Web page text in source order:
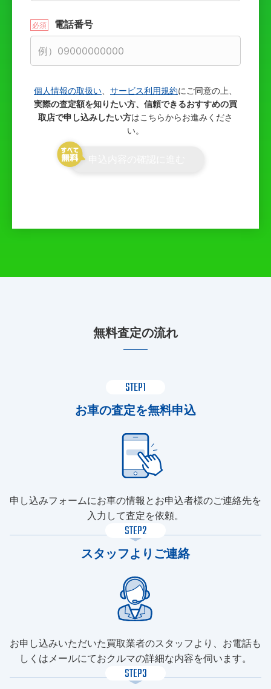
電話番号
個人情報の取扱い サービス利用規約にご同意の上、
実際の査定額を知りたい方、信頼できるおすすめの買
取店で申し込みしたい方はこちらからお進みくださ
い。
無料査定の流れ
STEP1
お車の査定を無料申込
申し込みフォームにお車の情報とお申込者様のご連絡先を
入力して査定を依頼。
STEP2
スタッフよりご連絡
お申し込みいただいた買取業者のスタッフより、お電話も
しくはメールにておクルマの詳細な内容を伺います。
STEP3